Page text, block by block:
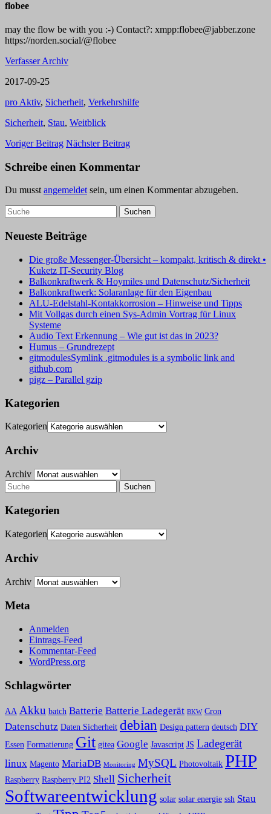
flobee
may the flow be with you :-) Contact?: xmpp:flobee@jabber.zone
https://norden.social/@flobee
Verfasser Archiv
2017-09-25
pro Aktiv, Sicherheit, Verkehrshilfe
Sicherheit, Stau, Weitblick
Voriger Beitrag Nächster Beitrag
Schreibe einen Kommentar
Du musstangemeldetsein, um einen Kommentar abzugeben.
Neueste Beiträge
Die große Messenger-Übersicht – kompakt, kritisch & direkt •
Kuketz IT-Security Blog
Balkonkraftwerk & Hoymiles und Datenschutz/Sicherheit
Balkonkraftwerk: Solaranlage für den Eigenbau
ALU-Edelstahl-Kontakkorrosion – Hinweise und Tipps
Mit Vollgas durch einen Sys-Admin Vortrag für Linux
Systeme
Audio Text Erkennung – Wie gut ist das in 2023?
Humus – Grundrezept
gitmodulesSymlink .gitmodules is a symbolic link and
github.com
pigz – Parallel gzip
Kategorien
Kategorien
Archiv
Archiv
Kategorien
Kategorien
Archiv
Archiv
Meta
Anmelden
Eintrags-Feed
Kommentar-Feed
WordPress.org
Schlagwörter
AA Akku batch Batterie Batterie Ladegerät BKW Cron
Datenschutz Daten Sicherheit debian Design pattern deutsch DIY
Essen Formatierung Git gitea Google Javascript JS Ladegerät
linux Magento MariaDB Monitoring MySQL Photovoltaik PHP
Raspberry Raspberry PI2 Shell Sicherheit
Softwareentwicklung solar solar energie ssh Stau